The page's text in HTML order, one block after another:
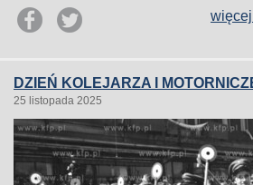
DZIEŃ KOLEJARZA I
25 listopada 2025